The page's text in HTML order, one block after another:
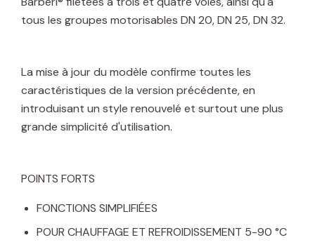
tous les groupes motorisables DN 20, DN 25, DN 32.
La mise à jour du modèle confirme toutes les
caractéristiques de la version précédente, en
introduisant un style renouvelé et surtout une plus
grande simplicité d'utilisation.
POINTS FORTS
FONCTIONS SIMPLIFIÉES
POUR CHAUFFAGE ET REFROIDISSEMENT 5-90 °C